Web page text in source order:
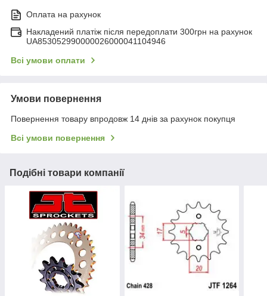
Оплата на рахунок
Накладений платіж після передоплати 300грн на рахунок
UA853052990000026000041104946
Всі умови оплати
Умови повернення
Повернення товару впродовж 14 днів за рахунок покупця
Всі умови повернення
Подібні товари компанії